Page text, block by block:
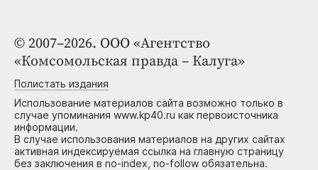
© 2007–2026. ООО «Агентство
«Комсомольская правда – Калуга»
Полистать издания
Использование материалов сайта возможно только в
случае упоминания www.kp40.ru как первоисточника
информации.
В случае использования материалов на других сайтах
активная индексируемая ссылка на главную страницу
без заключения в no-index, no-follow обязательна.